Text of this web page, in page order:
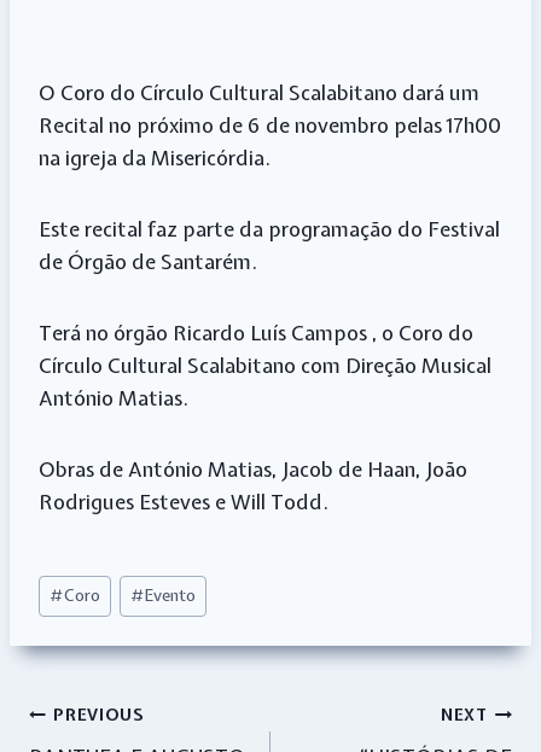
O Coro do Círculo Cultural Scalabitano dará um
Recital no próximo de 6 de novembro pelas 17h00
na igreja da Misericórdia.
Este recital faz parte da programação do Festival
de Órgão de Santarém.
Terá no órgão Ricardo Luís Campos , o Coro do
Círculo Cultural Scalabitano com Direção Musical
António Matias.
Obras de António Matias, Jacob de Haan, João
Rodrigues Esteves e Will Todd.
Post
Tags:
#Coro #Evento
Navegação
PREVIOUS NEXT